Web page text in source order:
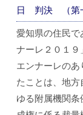
日 判決 （第
愛知県の住民で
ナーレ２０１９
エンナーレの
たことは、地
ゆる附属機関